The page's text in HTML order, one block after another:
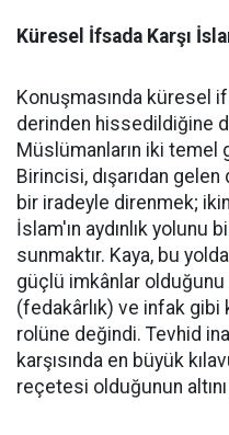
Küresel İfsada Karşı
Konuşmasında küresel
derinden hissedildiğine
Müslümanların iki
Birincisi, dışarıdan
bir iradeyle direnmek;
İslam'ın aydınlık yolunu
sunmaktır. Kaya, bu
güçlü imkânlar
(fedakârlık) ve infak gibi
rolüne değindi. Tevhid
karşısında en büyük
reçetesi olduğunun